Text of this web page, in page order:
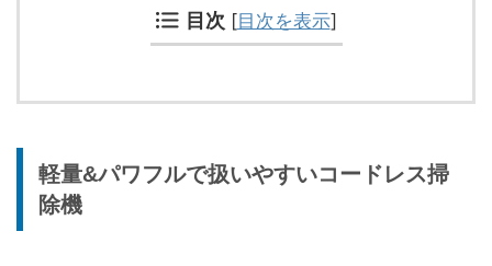
目次 [目次を表示]
軽量&パワフルで扱いやすいコードレス掃
除機